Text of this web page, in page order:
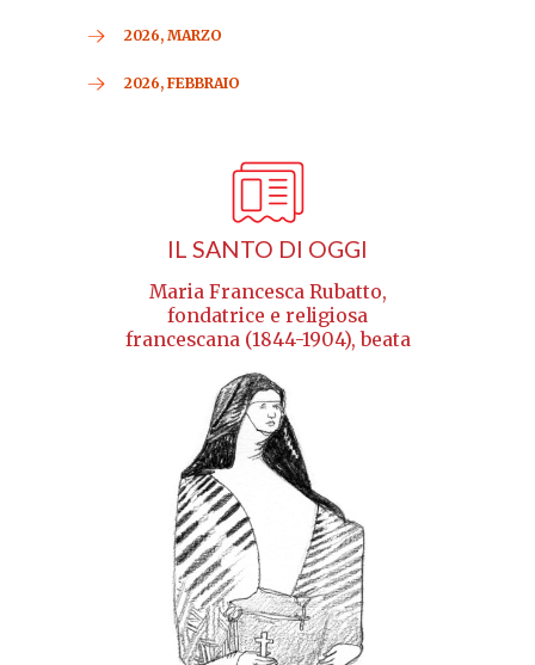
2026, MARZO
2026, FEBBRAIO
IL SANTO DI OGGI
Maria Francesca Rubatto,
fondatrice e religiosa
francescana (1844-1904), beata